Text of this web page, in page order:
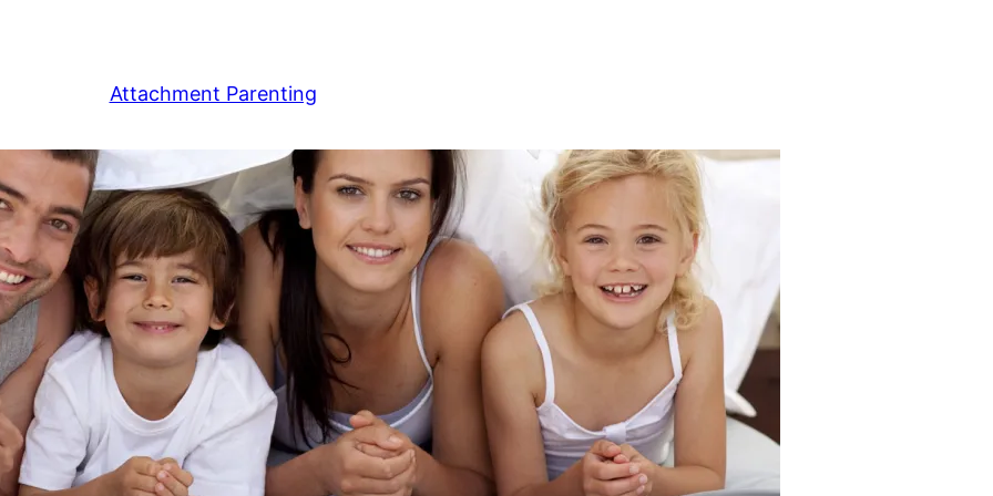
Attachment Parenting